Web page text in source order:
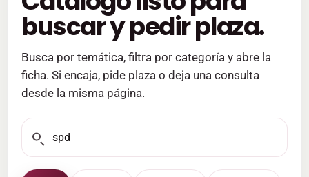
buscar y pedir plaza.
Busca por temática, filtra por categoría y abre la
ficha. Si encaja, pide plaza o deja una consulta
desde la misma página.